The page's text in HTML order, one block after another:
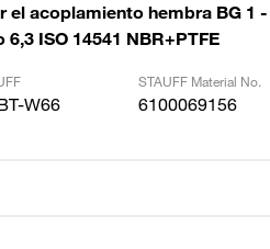
el acoplamiento hembra BG 1 -
ISO 14541 NBR+PTFE
STAUFF Material No.
W66 6100069156